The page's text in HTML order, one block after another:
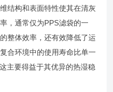
结构和表面特性使其在清灰
，通常仅为PPS滤袋的一
整体效率，还有效降低了运
合环境中的使用寿命比单一
主要得益于其优异的热湿稳